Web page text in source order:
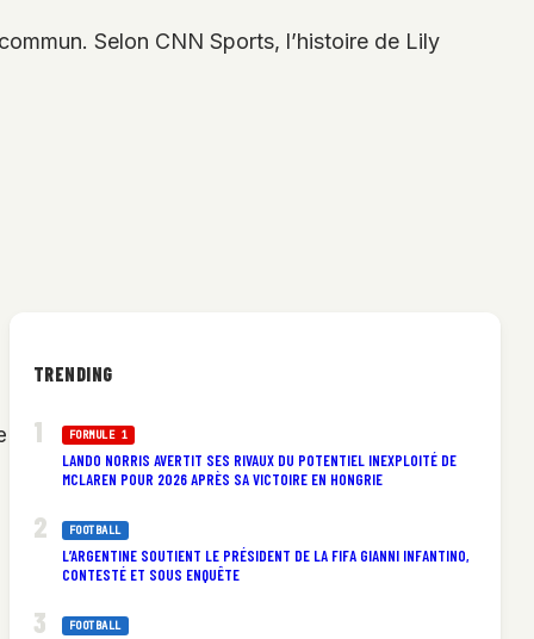
Selon CNN Sports, l’histoire de Lily
TRENDING
FORMULE 1
LANDO NORRIS AVERTIT SES RIVAUX DU POTENTIEL INEXPLOITÉ DE
MCLAREN POUR 2026 APRÈS SA VICTOIRE EN HONGRIE
FOOTBALL
L’ARGENTINE SOUTIENT LE PRÉSIDENT DE LA FIFA GIANNI INFANTINO,
CONTESTÉ ET SOUS ENQUÊTE
FOOTBALL